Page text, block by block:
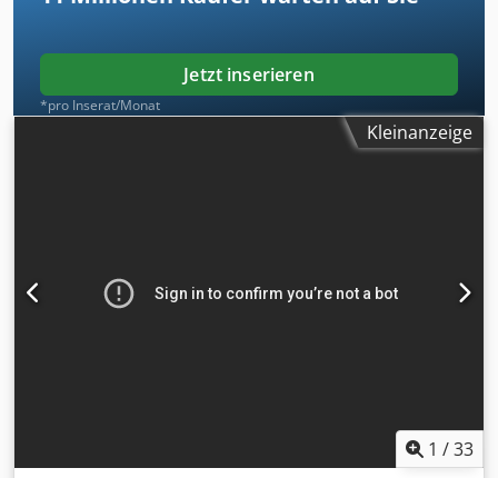
Jetzt inserieren
*pro Inserat/Monat
Kleinanzeige
1 /33